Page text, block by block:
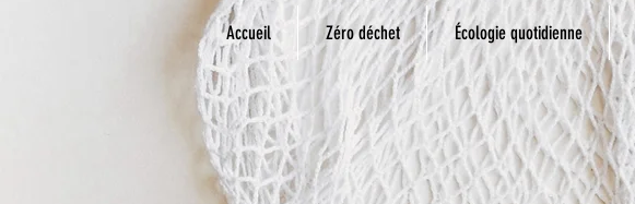
Accueil Zéro déchet Écologie quotidienne